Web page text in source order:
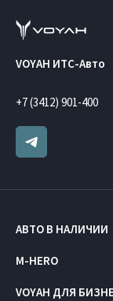
VOYAH ИТС-Авто
+7 (3412) 901-400
АВТО В НАЛИЧИИ
M-HERO
VOYAH ДЛЯ